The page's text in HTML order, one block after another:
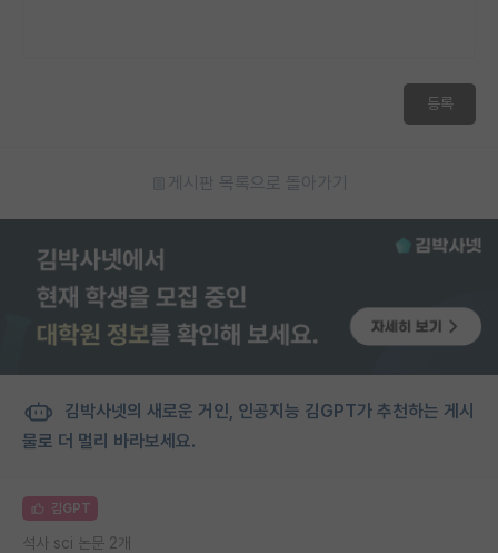
등록
게시판 목록으로 돌아가기
김박사넷의 새로운 거인, 인공지능 김GPT가 추천하는 게시
물로 더 멀리 바라보세요.
김GPT
석사 sci 논문 2개